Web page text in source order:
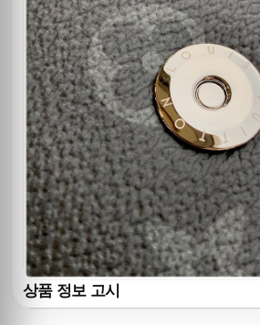
상품 정보 고시